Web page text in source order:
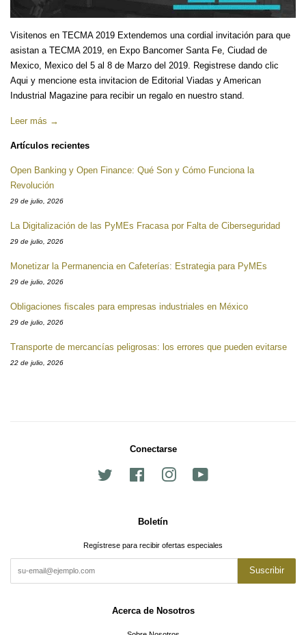
Visitenos en TECMA 2019 Extendemos una cordial invitación para que
asistan a TECMA 2019, en Expo Bancomer Santa Fe, Ciudad de
Mexico, Mexico del 5 al 8 de Marzo del 2019. Registrese dando clic
Aqui y mencione esta invitacion de Editorial Viadas y American
Industrial Magazine para recibir un regalo en nuestro stand.
Leer más →
Artículos recientes
Open Banking y Open Finance: Qué Son y Cómo Funciona la
Revolución
29 de julio, 2026
La Digitalización de las PyMEs Fracasa por Falta de Ciberseguridad
29 de julio, 2026
Monetizar la Permanencia en Cafeterías: Estrategia para PyMEs
29 de julio, 2026
Obligaciones fiscales para empresas industriales en México
29 de julio, 2026
Transporte de mercancías peligrosas: los errores que pueden evitarse
22 de julio, 2026
Conectarse
Facebook Instagram
Boletín
Regístrese para recibir ofertas especiales
Suscribir
Acerca de Nosotros